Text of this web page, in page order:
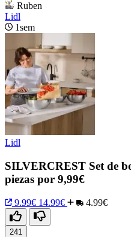
Ruben
Lidl
1sem
Lidl
SILVERCREST Set de
piezas por 9,99€
9.99€ 14.99€ 4.99€
241